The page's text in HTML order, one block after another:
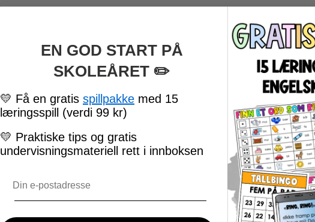
EN GOD START PÅ
SKOLEÅRET ​ ✏️
💛 Få en gratis spillpakke med 15
læringsspill (verdi 99 kr)
💛 Praktiske tips og gratis
undervisningsmateriell rett i innboksen